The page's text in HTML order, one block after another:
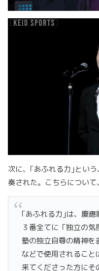
次に、｢あふれる力｣とい
奏された。こちらについて
｢あふれる力｣は、慶應
３番全てに「独立の気
塾の独立自尊の精神を
などで使用されること
来てくださった方にそ